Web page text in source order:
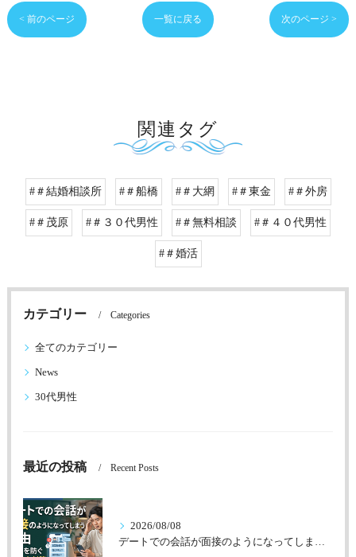
< 前のページ 一覧に戻る 次のページ >
関連タグ
#＃結婚相談所 #＃船橋 #＃大網 #＃東金 #＃外房
#＃茂原 #＃３０代男性 #＃無料相談 #＃４０代男性
#＃婚活
カテゴリー Categories
全てのカテゴリー
News
30代男性
最近の投稿 Recent Posts
2026/08/08
デートでの会話が面接のようになってしまう理由